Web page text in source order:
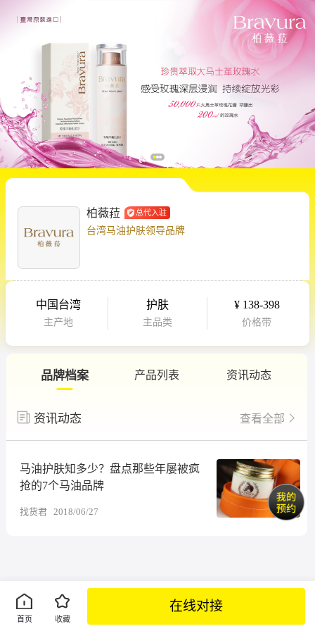
柏薇菈 总代入驻
台湾马油护肤领导品牌
中国台湾
主产地
护肤
主品类
¥ 138-398
价格带
品牌档案 产品列表 资讯动态
资讯动态 查看全部
马油护肤知多少？盘点那些年屡被疯
抢的7个马油品牌
找货君 2018/06/27
首页 收藏
在线对接